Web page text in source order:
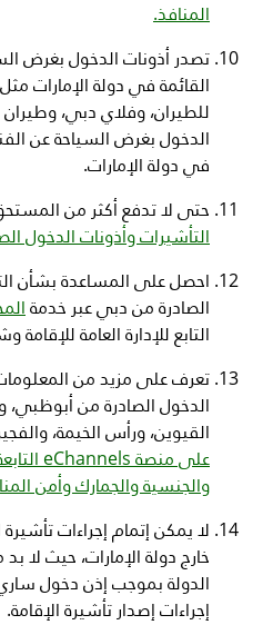
المنافذ.
تصدر أذونات الدخول بغرض
القائمة في دولة الإمارات مثل
للطيران، وفلاي دبي، وطيران
الدخول بغرض السياحة عن
في دولة الإمارات.
حتى لا تدفع أكثر من
التأشيرات وأذونات الدخول
احصل على المساعدة بشأن
الصادرة من دبي عبر خدمة
التابع للإدارة العامة
تعرف على مزيد من
الدخول الصادرة من أبوظبي،
القيوين، ورأس الخيمة،
على منصة eChannels
والجنسية والجمارك وأمن
لا يمكن إتمام إجراءات
خارج دولة الإمارات، حيث
الدولة بموجب إذن دخول
إجراءات إصدار تأشيرة الإقامة.